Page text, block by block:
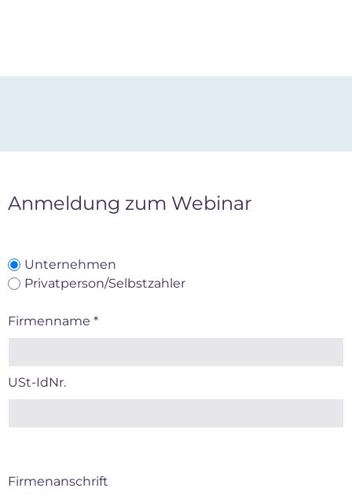
Anmeldung zum Webinar
Unternehmen
Privatperson/Selbstzahler
Firmenname *
USt-IdNr.
Firmenanschrift